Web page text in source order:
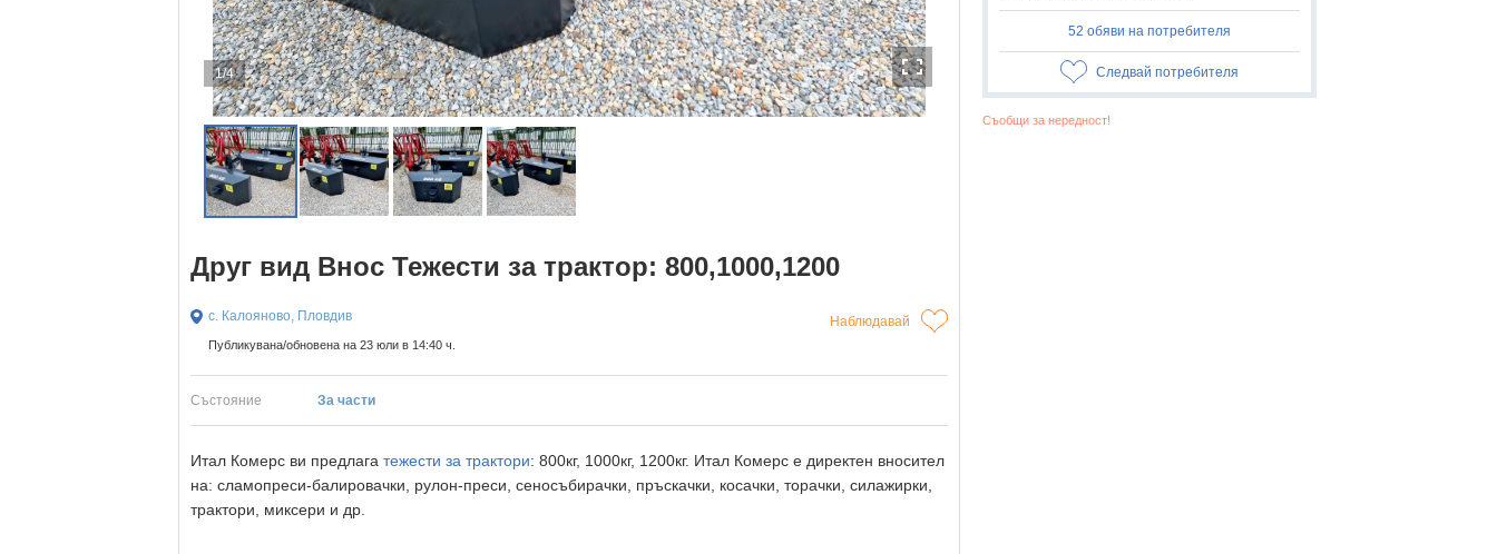
1/4
Друг вид Внос Тежести за трактор: 800,1000,1200
с. Калояново, Пловдив Наблюдавай
Публикувана/обновена на 23 юли в 14:40 ч.
Състояние За части
Итал Комерс ви предлага тежести за трактори: 800кг, 1000кг, 1200кг. Итал Комерс е директен вносител
на: сламопреси-балировачки, рулон-преси, сеносъбирачки, пръскачки, косачки, торачки, силажирки,
трактори, миксери и др.
52 обяви на потребителя
Следвай потребителя
Съобщи за нередност!